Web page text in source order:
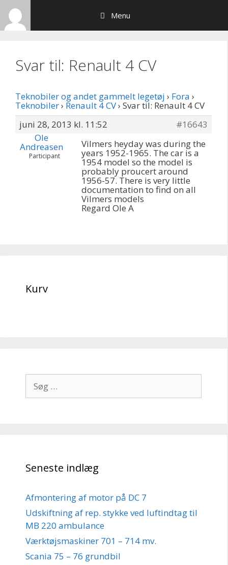
Hop
indhold
Menu
Svar til: Renault 4 CV
Teknobiler og andet gammelt legetøj › Fora ›
Teknobiler› Renault 4 CV› Svar til: Renault 4 CV
juni 28, 2013 kl. 11:52
#16643
Ole
Andreasen
Participant
Vilmers heyday was during the
years 1952-1965. The car is a
1954 model so the model is
probably proucert around
1956-57. There is very little
documentation to find on all
Vilmers models
Regard Ole A
Kurv
efter:
Seneste indlæg
Afmontering af motor på DC 7
Udskiftning af rep. stykke ved luftindtag til
MB 220 ambulance
Værktøjsmaskiner 701 – 714 mv.
Scania 75 – 76 grundbil